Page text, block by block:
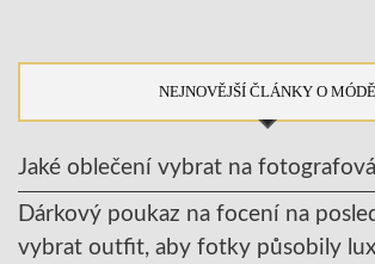
NEJNOVĚJŠÍ ČLÁNKY O MÓDĚ
Jaké oblečení vybrat na
Dárkový poukaz na focení na
vybrat outfit, aby fotky působily